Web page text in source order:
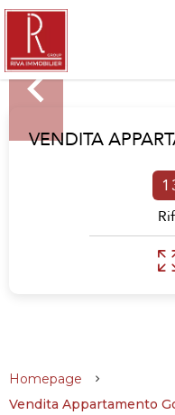
VENDITA
Homepage
Vendita Appartamento